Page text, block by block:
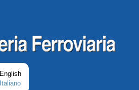
English
Italiano